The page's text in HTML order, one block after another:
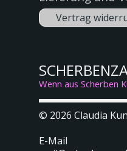
Wenn aus Scherben
© 2026 Claudia
E-Mail
Vertrag